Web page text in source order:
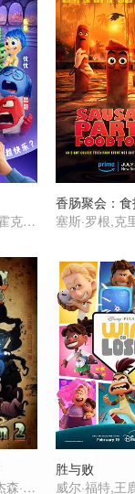
艾米·波勒,玛雅·霍克,肯辛顿·托尔曼,莉萨·拉皮拉,托尼·海尔,刘易斯·布莱克,菲利丝·史密斯,阿尤·艾德维利,莉莉玛,格蕾丝·陆,苏梅亚·努里丁-格林,阿黛尔·艾克萨勒霍布洛斯,保罗·沃尔特·豪泽,朱恩·斯奎布,戴安·琳恩,凯尔·麦克拉克伦,伊薇特·尼科尔·布朗,罗恩·芬奇斯,詹姆士·奥斯汀·约翰逊,叶永,史蒂夫·波赛尔
克里斯汀·沙尔,杰森·雷特,亚历克斯·赫什,琳达·卡德里尼,J·K·西蒙斯,迪·布拉雷·贝克尔,Jackie Buscarino,Niki Yang,Carl Faruolo
胜与败